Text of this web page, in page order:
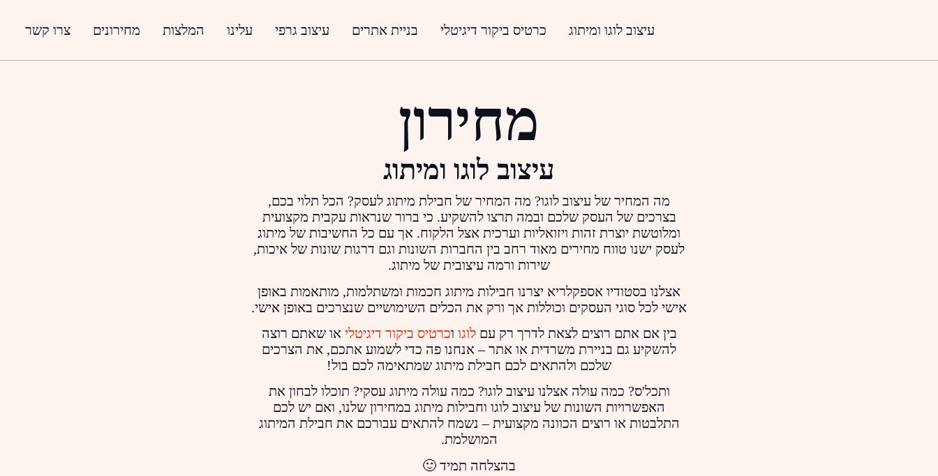
עיצוב לוגו ומיתוג כרטיס ביקור דיגיטלי בניית אתרים עיצוב גרפי עלינו המלצות מחירונים צרו קשר
מחירון
עיצוב לוגו ומיתוג
מה המחיר של עיצוב לוגו? מה המחיר של חבילת מיתוג לעסק? הכל תלוי בכם,
בצרכים של העסק שלכם ובמה תרצו להשקיע. כי ברור שנראות עקבית מקצועית
ומלוטשת יוצרת זהות ויזואליות וערכית אצל הלקוח. אך עם כל החשיבות של מיתוג
לעסק ישנו טווח מחירים מאוד רחב בין החברות השונות וגם דרגות שונות של איכות,
שירות ורמה עיצובית של מיתוג.
אצלנו בסטודיו אספקלריא יצרנו חבילות מיתוג חכמות ומשתלמות, מותאמות באופן
אישי לכל סוגי העסקים וכוללות אך ורק את הכלים השימושיים שנצרכים באופן אישי.
בין אם אתם רוצים לצאת לדרך רק עםלוגו וכרטיס ביקור דיגיטלי או שאתם רוצה
להשקיע גם בניירת משרדית או אתר – אנחנו פה כדי לשמוע אתכם, את הצרכים
שלכם ולהתאים לכם חבילת מיתוג שמתאימה לכם בול!
ותכל'ס? כמה עולה אצלנו עיצוב לוגו? כמה עולה מיתוג עסקי? תוכלו לבחון את
האפשרויות השונות של עיצוב לוגו וחבילות מיתוג במחירון שלנו, ואם יש לכם
התלבטות או רוצים הכוונה מקצועית – נשמח להתאים עבורכם את חבילת המיתוג
המושלמת.
בהצלחה תמיד 🙂